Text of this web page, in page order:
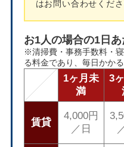
はお問い合わせくださ
お1人の場合の1日
※清掃費・事務手数料・
る料金であり、毎日かか
1ヶ月未
満
3
賃貸
4,000円
／日